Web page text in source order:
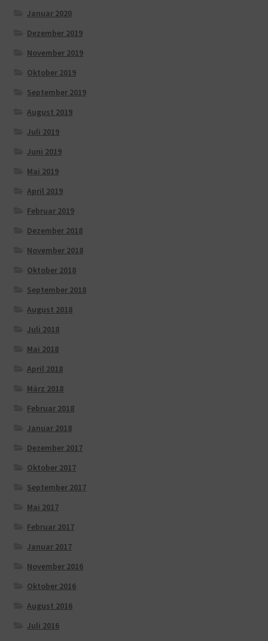
Januar 2020
Dezember 2019
November 2019
Oktober 2019
September 2019
August 2019
Juli 2019
Juni 2019
Mai 2019
April 2019
Februar 2019
Dezember 2018
November 2018
Oktober 2018
September 2018
August 2018
Juli 2018
Mai 2018
April 2018
März 2018
Februar 2018
Januar 2018
Dezember 2017
Oktober 2017
September 2017
Mai 2017
Februar 2017
Januar 2017
November 2016
Oktober 2016
August 2016
Juli 2016